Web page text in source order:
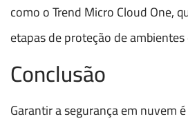
como o Trend Micro Cloud One,
etapas de proteção de
Conclusão
Garantir a segurança em nuvem